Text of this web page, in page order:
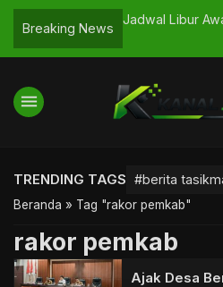
Breaking News
Pendaki Aman
Jadwal Libur
menu
TRENDING TAGS #berita
Beranda » Tag "rakor pemkab"
rakor pemkab
Ajak Desa